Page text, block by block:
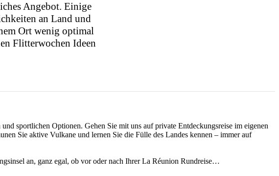
Angebot. Einige
an Land und
Ort wenig optimal
Flitterwochen Ideen
sportlichen Optionen. Gehen Sie mit uns auf private Entdeckungsreise im eigenen
Sie aktive Vulkane und lernen Sie die Fülle des Landes kennen – immer auf
an, ganz egal, ob vor oder nach Ihrer La Réunion Rundreise…